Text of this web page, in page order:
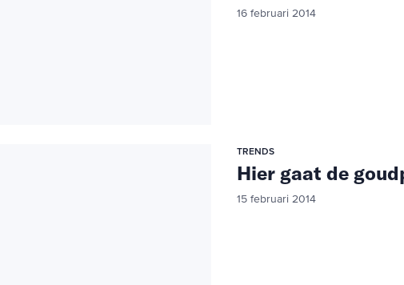
16 februari 2014
TRENDS
Hier gaat de
15 februari 2014